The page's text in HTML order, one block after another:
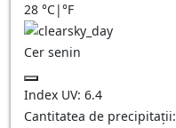
28 °C|°F
Cer senin
Index UV: 6.4
Cantitatea de precipitații: